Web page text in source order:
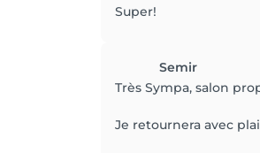
Super!
Semir
Très Sympa, salon
Je retournera avec